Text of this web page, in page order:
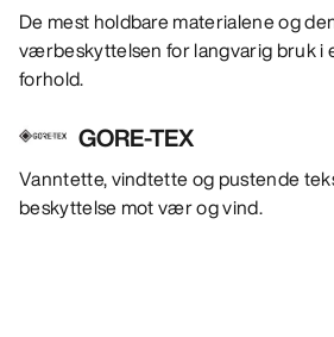
De mest holdbare materialene og
værbeskyttelsen for langvarig bruk i
forhold.
GORE-TEX
Vanntette, vindtette og pustende
beskyttelse mot vær og vind.